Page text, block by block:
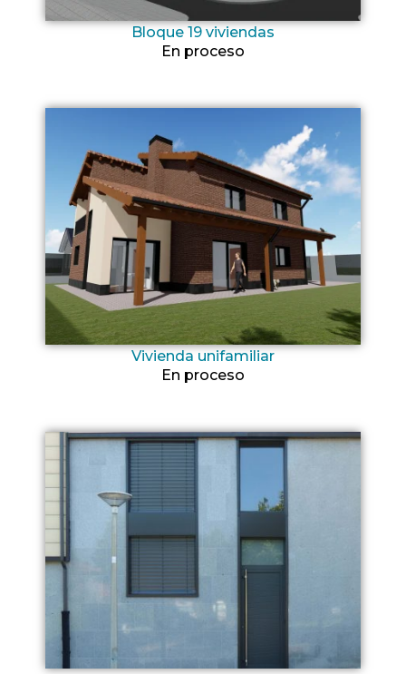
Bloque 19 viviendas
En proceso
Vivienda unifamiliar
En proceso